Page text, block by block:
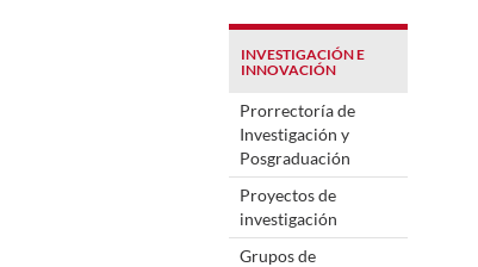
INVESTIGACIÓN E
INNOVACIÓN
Prorrectoría de
Investigación y
Posgraduación
Proyectos de
investigación
Grupos de